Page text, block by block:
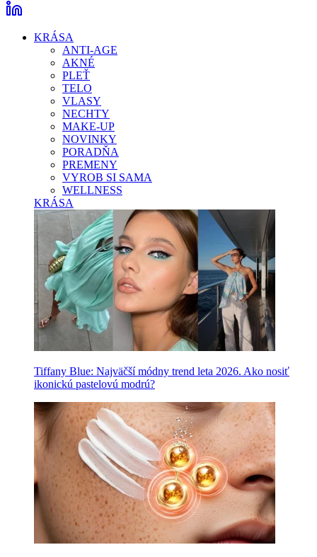
KRÁSA
ANTI-AGE
AKNÉ
PLEŤ
TELO
VLASY
NECHTY
MAKE-UP
NOVINKY
PORADŇA
PREMENY
VYROB SI SAMA
WELLNESS
KRÁSA
Tiffany Blue: Najväčší módny trend leta 2026. Ako nosiť
ikonickú pastelovú modrú?